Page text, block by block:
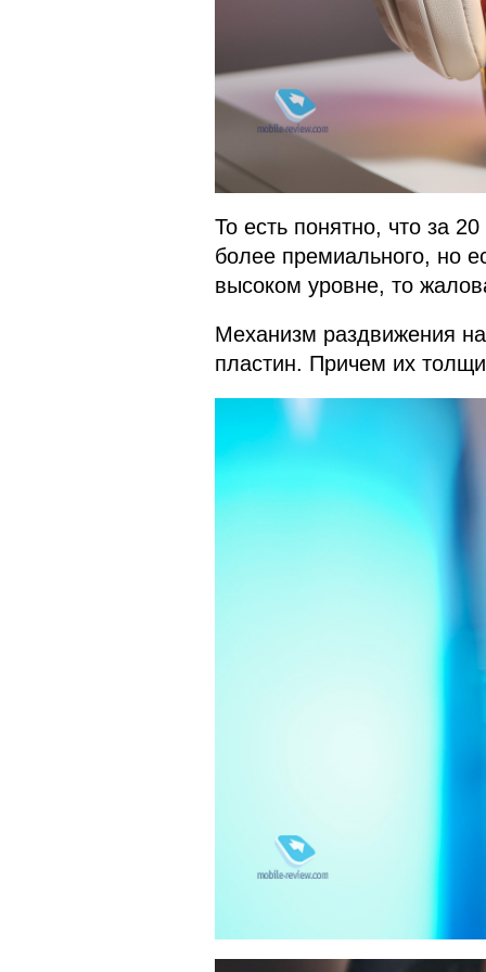
То есть понятно, что за
более премиального, но
высоком уровне, то
Механизм раздвижения
пластин. Причем их